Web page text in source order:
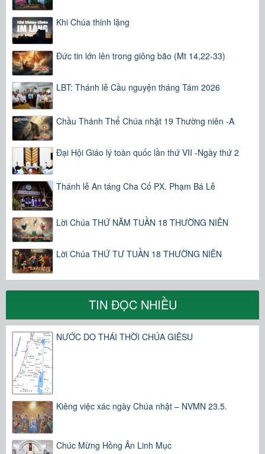
Khi Chúa thinh lặng
Đức tin lớn lên trong giông bão (Mt 14,22-33)
LBT: Thánh lễ Cầu nguyện tháng Tám 2026
Chầu Thánh Thể Chúa nhật 19 Thường niên -A
Đại Hội Giáo lý toàn quốc lần thứ VII -Ngày thứ 2
Thánh lễ An táng Cha Cố PX. Phạm Bá Lễ
Lời Chúa THỨ NĂM TUẦN 18 THƯỜNG NIÊN
Lời Chúa THỨ TƯ TUẦN 18 THƯỜNG NIÊN
TIN ĐỌC NHIỀU
NƯỚC DO THÁI THỜI CHÚA GIÊSU
Kiêng việc xác ngày Chúa nhật – NVMN 23.5.
Chúc Mừng Hồng Ân Linh Mục